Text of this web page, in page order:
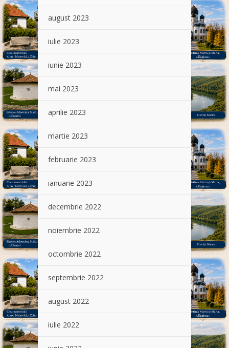
august 2023
iulie 2023
iunie 2023
mai 2023
aprilie 2023
martie 2023
februarie 2023
ianuarie 2023
decembrie 2022
noiembrie 2022
octombrie 2022
septembrie 2022
august 2022
iulie 2022